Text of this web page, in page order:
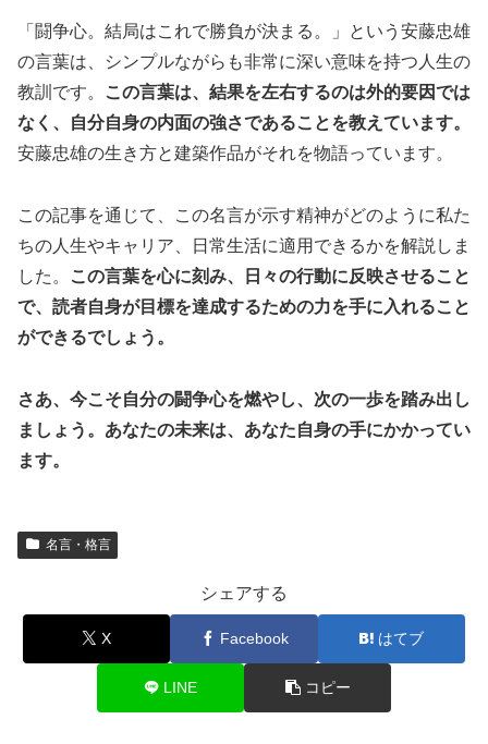
「闘争心。結局はこれで勝負が決まる。」という安藤忠雄
の言葉は、シンプルながらも非常に深い意味を持つ人生の
教訓です。
この言葉は、結果を左右するのは外的要因では
なく、自分自身の内面の強さであることを教えています。
安藤忠雄の生き方と建築作品がそれを物語っています。
この記事を通じて、この名言が示す精神がどのように私た
ちの人生やキャリア、日常生活に適用できるかを解説しま
した。
この言葉を心に刻み、日々の行動に反映させること
で、読者自身が目標を達成するための力を手に入れること
ができるでしょう。
さあ、今こそ自分の闘争心を燃やし、次の一歩を踏み出し
ましょう。あなたの未来は、あなた自身の手にかかってい
ます。
名言・格言
シェアする
X Facebook はてブ
LINE コピー